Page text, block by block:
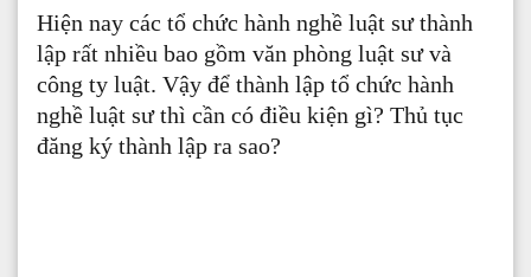
Hiện nay các tổ chức hành nghề luật sư thành
lập rất nhiều bao gồm văn phòng luật sư và
công ty luật. Vậy để thành lập tổ chức hành
nghề luật sư thì cần có điều kiện gì? Thủ tục
đăng ký thành lập ra sao?